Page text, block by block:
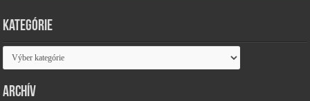
Kategórie
Kategórie
Archív